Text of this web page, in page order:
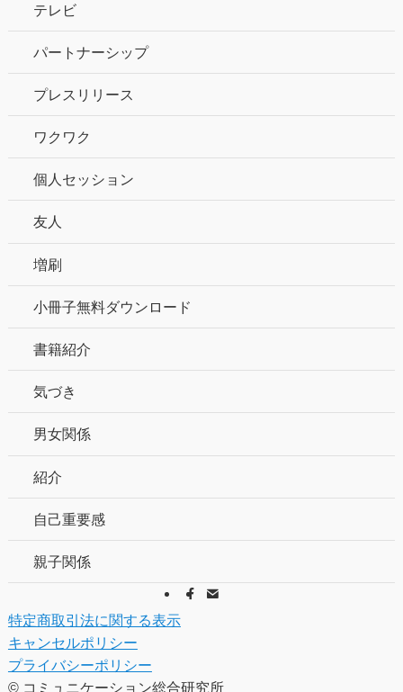
テレビ
パートナーシップ
プレスリリース
ワクワク
個人セッション
友人
増刷
小冊子無料ダウンロード
書籍紹介
気づき
男女関係
紹介
自己重要感
親子関係
特定商取引法に関する表示
キャンセルポリシー
プライバシーポリシー
©コミュニケーション総合研究所